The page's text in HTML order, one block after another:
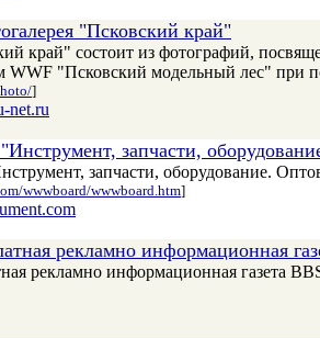
"Псковский край"
край" состоит из фотографий,
WWF "Псковский модельный лес" при
]
net.ru
запчасти,
запчасти, оборудование.
wwwboard/wwwboard.htm]
рекламно информационная
рекламно информационная газета